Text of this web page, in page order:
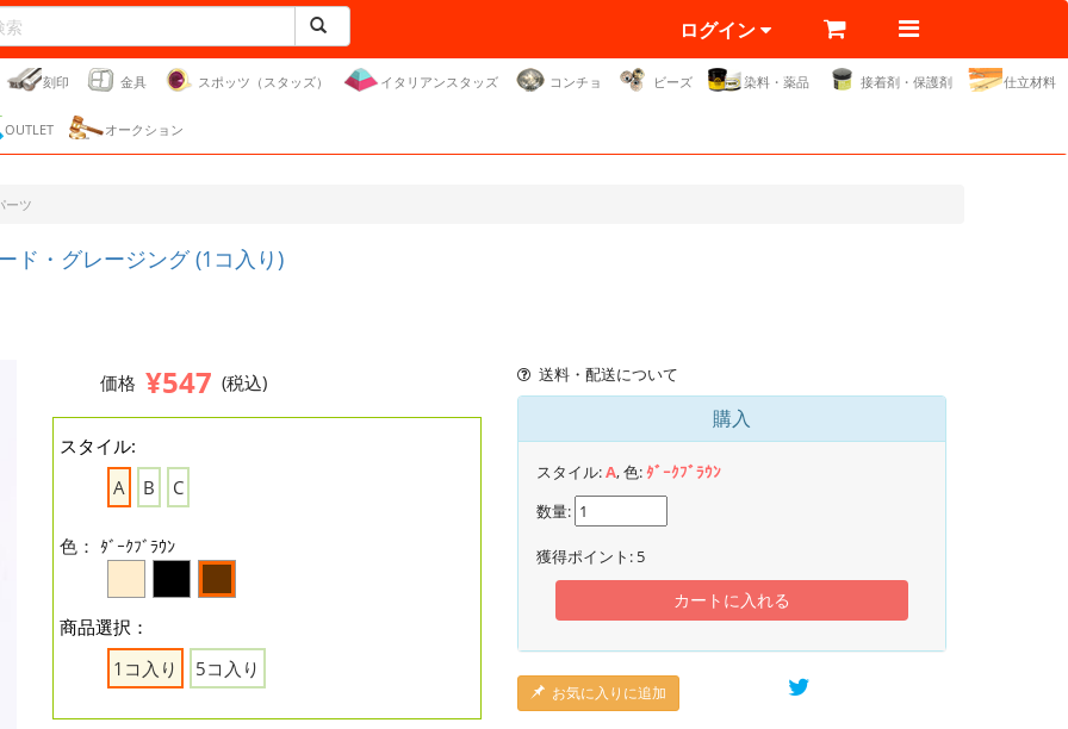
ログイン
刻印 金具 スポッツ（スタッズ） イタリアンスタッズ コンチョ ビーズ 染料・薬品 接着剤・保護剤 仕立材料
OUTLET オークション
ーツ
ド・グレージング (1コ入り)
価格 ¥547 (税込)
スタイル:
A
B C
色： ﾀﾞｰｸﾌﾞﾗｳﾝ
商品選択：
1コ入り
5コ入り
送料・配送について
購入
スタイル:A, 色:ﾀﾞｰｸﾌﾞﾗｳﾝ
数量:
獲得ポイント: 5
カートに入れる
お気に入りに追加